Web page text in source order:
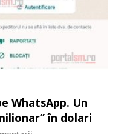
WhatsApp. Un
în dolari